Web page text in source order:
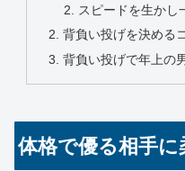
スピードを生かし
背負い投げを決める
背負い投げで年上の
体格で優る相手